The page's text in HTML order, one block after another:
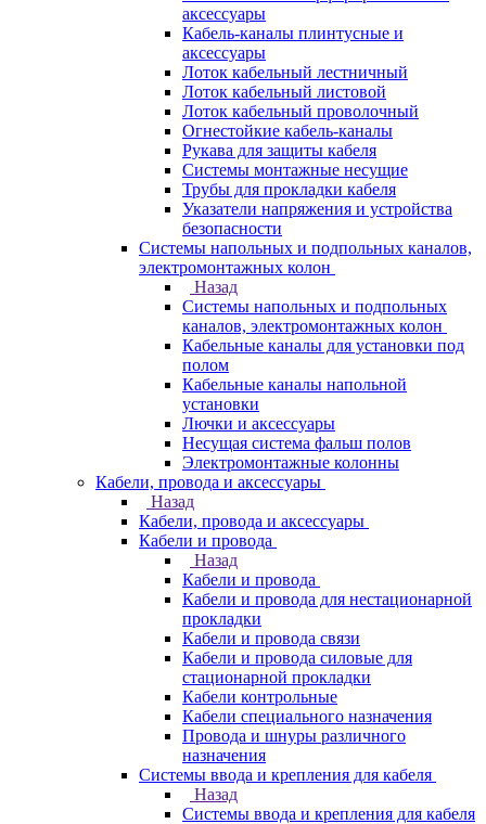
аксессуары
Кабель-каналы плинтусные и
аксессуары
Лоток кабельный лестничный
Лоток кабельный листовой
Лоток кабельный проволочный
Огнестойкие кабель-каналы
Рукава для защиты кабеля
Системы монтажные несущие
Трубы для прокладки кабеля
Указатели напряжения и устройства
безопасности
Системы напольных и подпольных каналов,
электромонтажных колон
Назад
Системы напольных и подпольных
каналов, электромонтажных колон
Кабельные каналы для установки под
полом
Кабельные каналы напольной
установки
Лючки и аксессуары
Несущая система фальш полов
Электромонтажные колонны
Кабели, провода и аксессуары
Назад
Кабели, провода и аксессуары
Кабели и провода
Назад
Кабели и провода
Кабели и провода для нестационарной
прокладки
Кабели и провода связи
Кабели и провода силовые для
стационарной прокладки
Кабели контрольные
Кабели специального назначения
Провода и шнуры различного
назначения
Системы ввода и крепления для кабеля
Назад
Системы ввода и крепления для кабеля